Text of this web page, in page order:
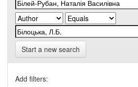
Start a new search
Add filters: